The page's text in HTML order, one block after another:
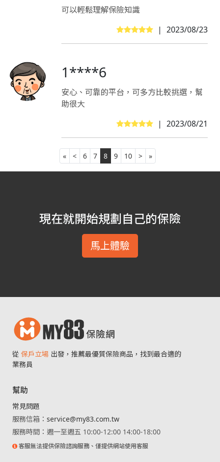
可以輕鬆理解保險知識
| 2023/08/23
1****6
安心、可靠的平台，可多方比較挑選，幫
助很大
| 2023/08/21
« < 6 7 8 9 10 > »
現在就開始規劃自己的保險
馬上體驗
從 保戶立場 出發，推薦最優質保險商品，找到最合適的
業務員
幫助
常見問題
服務信箱： service@my83.com.tw
服務時間：週一至週五 10:00-12:00 14:00-18:00
客服無法提供保險諮詢服務、僅提供網站使用客服